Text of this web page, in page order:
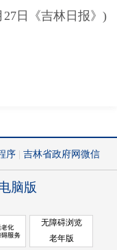
27日《吉林日报》 )